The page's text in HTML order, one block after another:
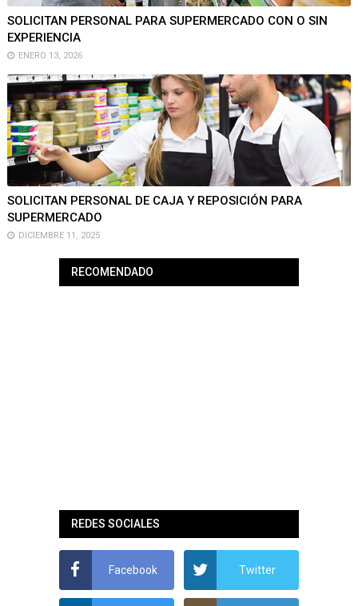
SOLICITAN PERSONAL PARA SUPERMERCADO CON O SIN
EXPERIENCIA
ENERO 13, 2026
SOLICITAN PERSONAL DE CAJA Y REPOSICIÓN PARA
SUPERMERCADO
DICIEMBRE 11, 2025
RECOMENDADO
REDES SOCIALES
Facebook Twitter